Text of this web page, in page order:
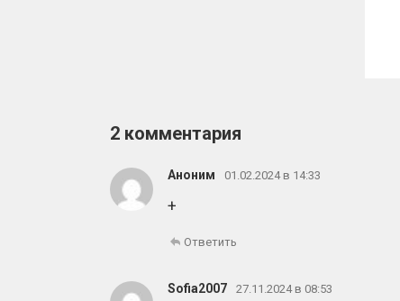
2 комментария
Аноним 01.02.2024 в 14:33
+
Ответить
Sofia2007 27.11.2024 в 08:53